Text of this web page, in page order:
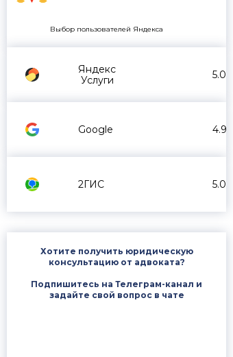
Выбор пользователей Яндекса
Яндекс
Услуги
5.0
Google 4.9
2ГИС 5.0
Хотите получить юридическую
консультацию от адвоката?
Подпишитесь на Телеграм-канал и
задайте свой вопрос в чате